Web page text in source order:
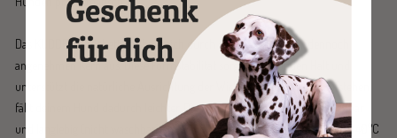
Das KUDDE Hundebett zeichnet sich durch seinen festen, aber dennoch
angenehmen Kern aus. Diese Formstabilität sorgt für gesunden Halt und
unterstützt die natürliche Ausrichtung der Wirbelsäule. Auch das Aufstehen
fällt deinem Hund dadurch leichter. Die Kunstlederbezüge sind abwischbar
und langlebig (nicht waschbar), während die Stoffvarianten bis maximal 40°C